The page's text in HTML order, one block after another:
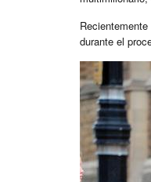
durante el